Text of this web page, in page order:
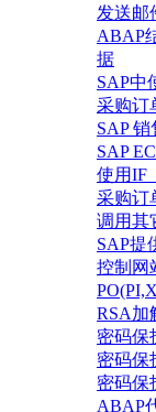
发送邮
ABAP
据
SAP中
采购订
SAP
SAP
使用
采购订
调用其
SAP提
控制网
RSA加
密码保
密码保
密码保
ABAP